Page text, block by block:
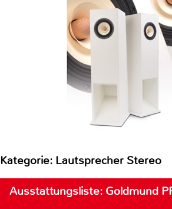
Kategorie: Lautsprecher Stereo
Ausstattungsliste: Goldmund